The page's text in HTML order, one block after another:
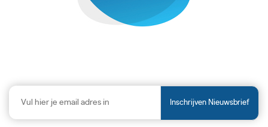
Inschrijven Nieuwsbrief